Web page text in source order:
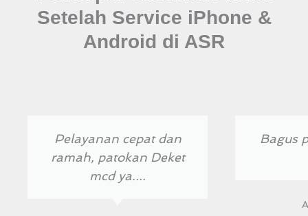
Setelah Service iPhone &
Android di ASR
Pelayanan cepat dan
ramah, patokan Deket
mcd ya....
Bagus